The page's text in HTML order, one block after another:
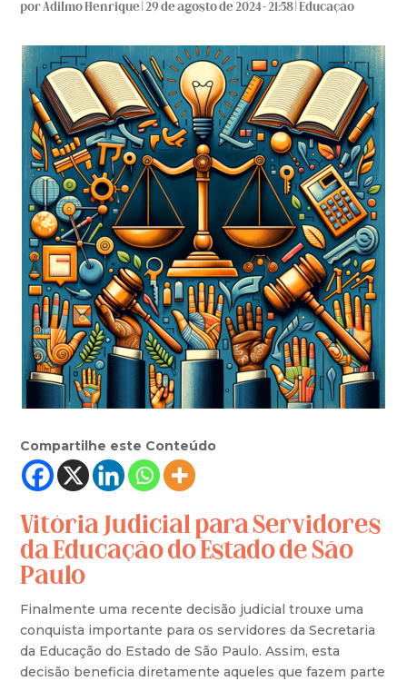
porAdilmo Henrique |29 de agosto de 2024 - 21:58|Educação
Compartilhe este Conteúdo
Vitória Judicial para Servidores
da Educação do Estado de São
Paulo
Finalmente uma recente decisão judicial trouxe uma
conquista importante para os servidores da Secretaria
da Educação do Estado de São Paulo. Assim, esta
decisão beneficia diretamente aqueles que fazem parte